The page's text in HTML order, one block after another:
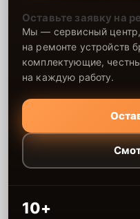
Оставьте заявку на
Мы — сервисный центр,
на ремонте устройств
комплектующие,
на каждую работу.
10+